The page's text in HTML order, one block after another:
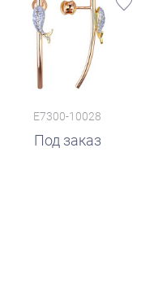
E7300-10028
Под заказ